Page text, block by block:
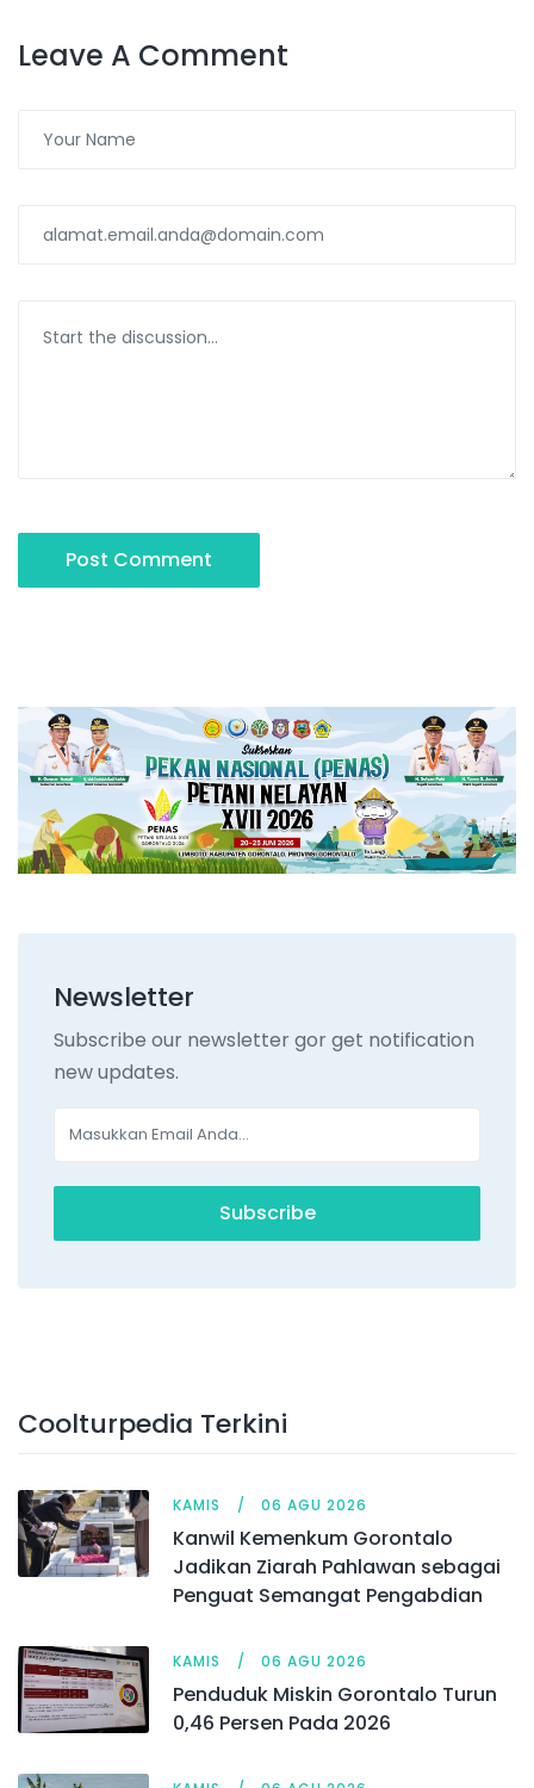
Leave A Comment
Post Comment
Newsletter
Subscribe our newsletter gor get notification
new updates.
Subscribe
Coolturpedia Terkini
KAMIS 06 AGU 2026
Kanwil Kemenkum Gorontalo
Jadikan Ziarah Pahlawan sebagai
Penguat Semangat Pengabdian
KAMIS 06 AGU 2026
Penduduk Miskin Gorontalo Turun
0,46 Persen Pada 2026